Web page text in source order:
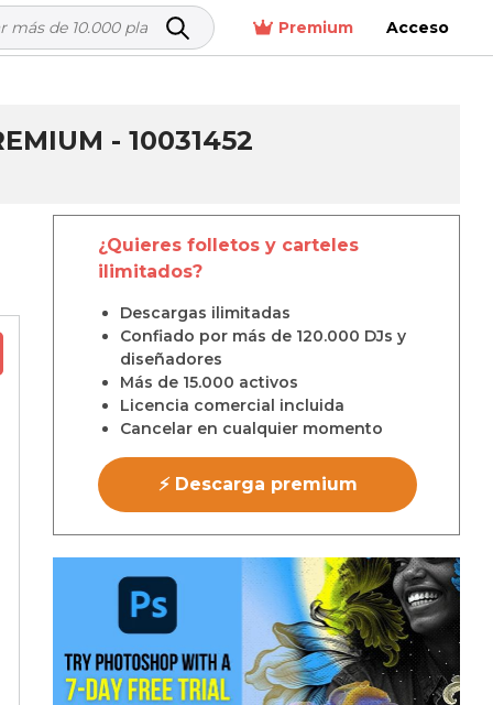
Premium Acceso
- 10031452
¿Quieres folletos y carteles
ilimitados?
Descargas ilimitadas
Confiado por más de 120.000 DJs y
diseñadores
Más de 15.000 activos
Licencia comercial incluida
Cancelar en cualquier momento
⚡ Descarga premium